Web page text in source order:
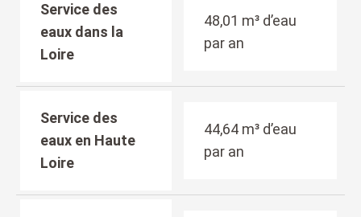
Service des
eaux dans la
Loire
48,01 m³ d’eau
par an
Service des
eaux en Haute
Loire
44,64 m³ d’eau
par an